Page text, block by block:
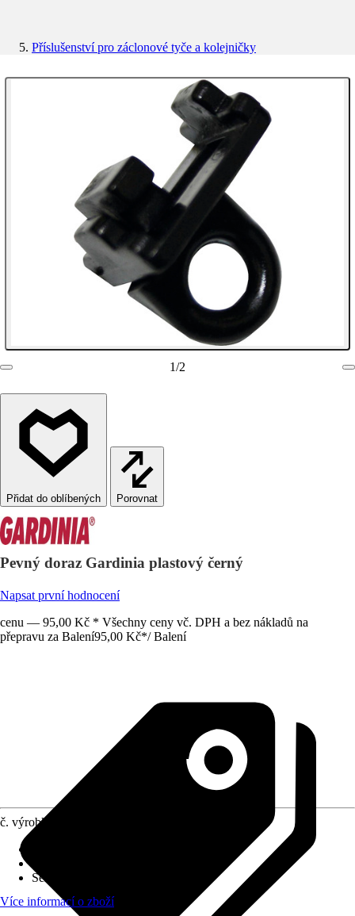
Příslušenství pro záclonové tyče a kolejničky
1/2
Porovnat
Pevný doraz Gardinia plastový černý
Napsat první hodnocení
cenu — 95,00 Kč * Všechny ceny vč. DPH a bez nákladů na
přepravu za Balení95,00 Kč*/ Balení
č. výrobku
Série
Více informací o zboží